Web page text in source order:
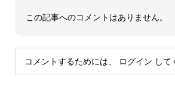
この記事へのコメントはありません。
コメントするためには、 ログイン して